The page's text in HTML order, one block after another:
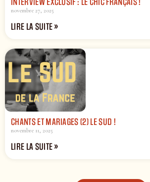
novembre 27, 2025
LIRE LA SUITE »
CHANTS ET MARIAGES (2) LE SUD !
novembre 11, 2025
LIRE LA SUITE »